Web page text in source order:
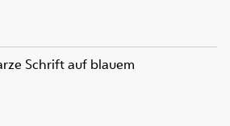
Schrift auf blauem